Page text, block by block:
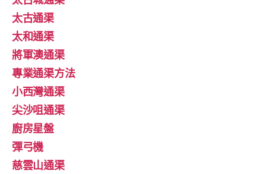
太古通渠
太和通渠
將軍澳通渠
專業通渠方法
小西灣通渠
尖沙咀通渠
廚房星盤
彈弓機
慈雲山通渠